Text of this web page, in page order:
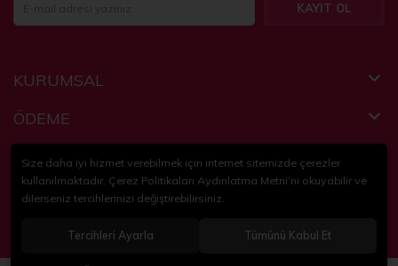
KAYIT OL
KURUMSAL
ÖDEME
FAYDALI BİLGİLER
© 2018-2024KidsPartim. Tüm hakları saklıdır.
Size daha iyi hizmet verebilmek için internet sitemizde çerezler
kullanılmaktadır. Çerez Politikaları Aydınlatma Metni’ni okuyabilir ve
dilerseniz tercihlerinizi değiştirebilirsiniz.
Tercihleri Ayarla Tümünü Kabul Et